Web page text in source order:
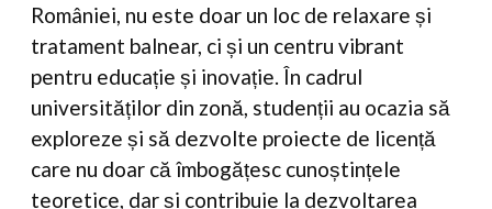
României, nu este doar un loc de relaxare și
tratament balnear, ci și un centru vibrant
pentru educație și inovație. În cadrul
universităților din zonă, studenții au ocazia să
exploreze și să dezvolte proiecte de licență
care nu doar că îmbogățesc cunoștințele
teoretice, dar și contribuie la dezvoltarea